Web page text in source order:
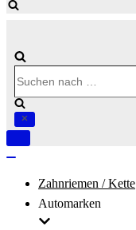
nach …
Navigation
Zahnriemen / Kette
Automarken